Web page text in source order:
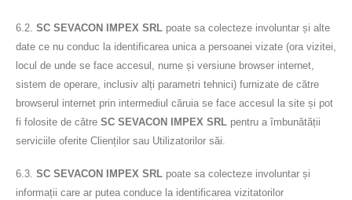
6.2. SC SEVACON IMPEX SRL poate sa colecteze involuntar și alte
date ce nu conduc la identificarea unica a persoanei vizate (ora vizitei,
locul de unde se face accesul, nume și versiune browser internet,
sistem de operare, inclusiv alți parametri tehnici) furnizate de către
browserul internet prin intermediul căruia se face accesul la site și pot
fi folosite de către SC SEVACON IMPEX SRL pentru a îmbunătății
serviciile oferite Clienților sau Utilizatorilor săi.
6.3. SC SEVACON IMPEX SRL poate sa colecteze involuntar și
informații care ar putea conduce la identificarea vizitatorilor